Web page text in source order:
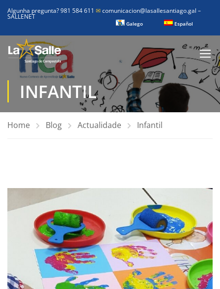
Algunha pregunta? 981 584 611 ✉comunicacion@lasallesantiago.gal –
SALLENET
Galego Español
INFANTIL
Home Blog Actualidade Infantil